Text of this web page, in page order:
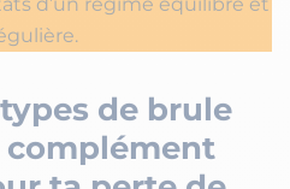
d’un régime équilibré et
de brule
complément